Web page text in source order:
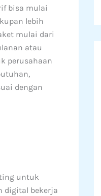
bisa mulai
lebih
mulai dari
atau
perusahaan
dengan
untuk
digital bekerja